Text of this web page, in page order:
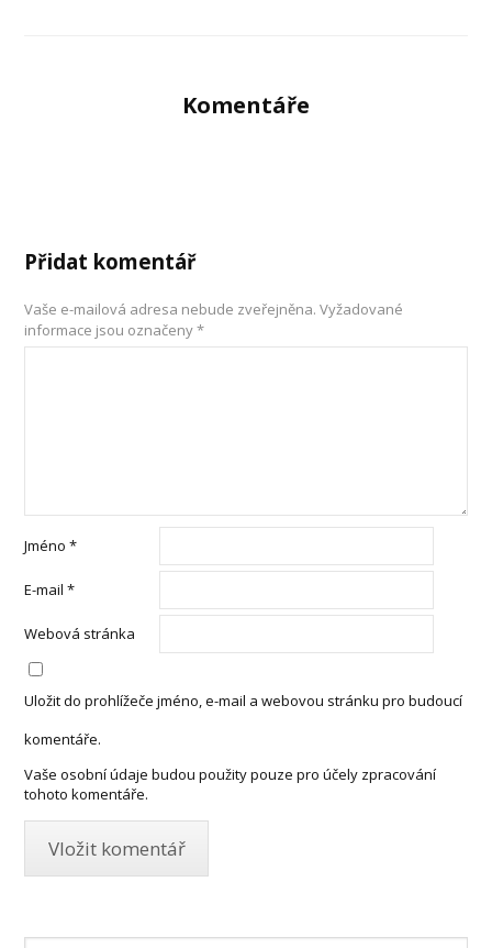
Komentáře
Přidat komentář
Vaše e-mailová adresa nebude zveřejněna. Vyžadované
informace jsou označeny*
Jméno*
E-mail*
Webová stránka
Uložit do prohlížeče jméno, e-mail a webovou stránku pro budoucí
komentáře.
Vaše osobní údaje budou použity pouze pro účely zpracování
tohoto komentáře.